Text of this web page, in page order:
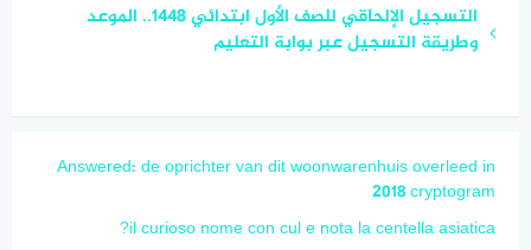
التسجيل الإلحاقي للصف الأول ابتدائي 1448.. الموعد
وطريقة التسجيل عبر بوابة التعليم
Answered: de oprichter van dit woonwarenhuis overleed in
2018 cryptogram
il curioso nome con cul e nota la centella asiatica?